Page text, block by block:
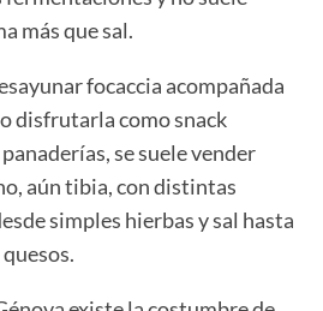
más que sal.
focaccia acompañada
disfrutarla como snack
se suele vender
aún tibia, con distintas
simples hierbas y sal hasta